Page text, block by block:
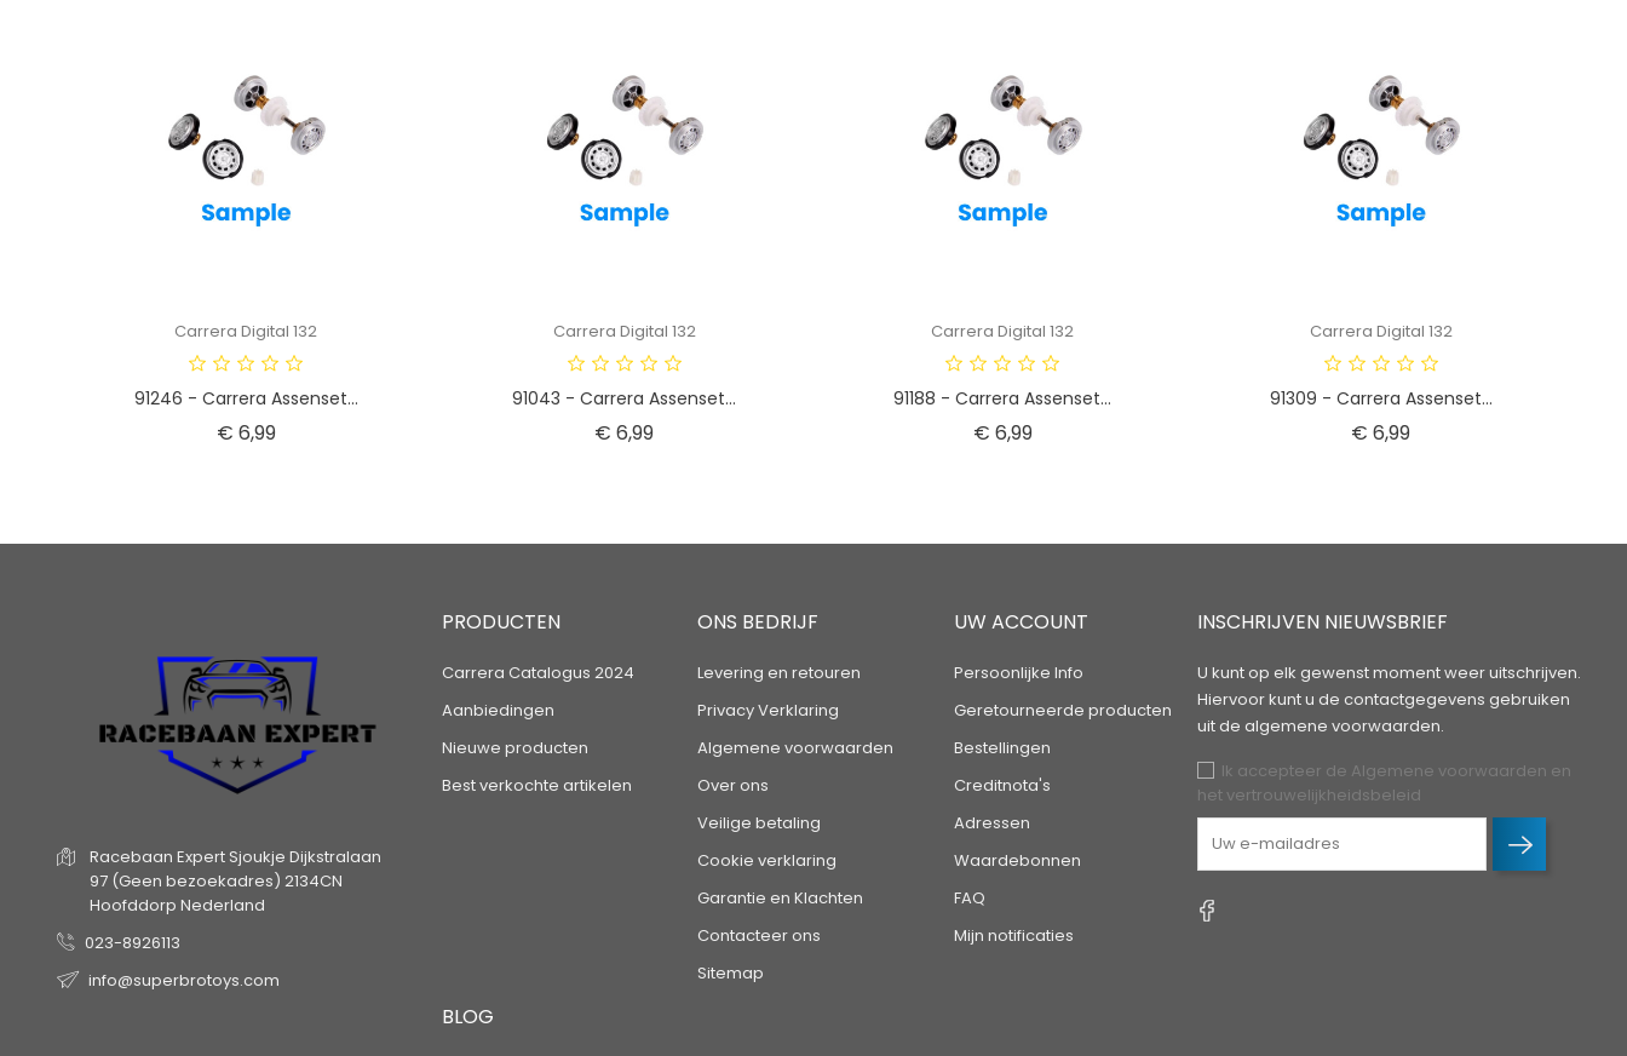
Carrera Digital 132
91246 - Carrera Assenset...
€ 6,99Prijs
Carrera Digital 132
91043 - Carrera Assenset...
€ 6,99Prijs
Carrera Digital 132
91188 - Carrera Assenset...
€ 6,99Prijs
Carrera Digital 132
91309 - Carrera Assenset...
€ 6,99Prijs
Racebaan Expert Sjoukje Dijkstralaan
97 (Geen bezoekadres) 2134CN
Hoofddorp Nederland
023-8926113
info@superbrotoys.com
PRODUCTEN
Carrera Catalogus 2024
Aanbiedingen
Nieuwe producten
Best verkochte artikelen
ONS BEDRIJF
Levering en retouren
Privacy Verklaring
Algemene voorwaarden
Over ons
Veilige betaling
Cookie verklaring
Garantie en Klachten
Contacteer ons
Sitemap
BLOG
UW ACCOUNT
Persoonlijke Info
Geretourneerde producten
Bestellingen
Creditnota's
Adressen
Waardebonnen
FAQ
Mijn notificaties
INSCHRIJVEN NIEUWSBRIEF
U kunt op elk gewenst moment weer uitschrijven.
Hiervoor kunt u de contactgegevens gebruiken
uit de algemene voorwaarden.
Ik accepteer de Algemene voorwaarden en
het vertrouwelijkheidsbeleid